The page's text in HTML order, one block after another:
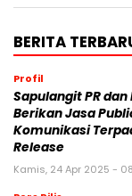
BERITA
Profil
Sapulangit PR
Berikan Jasa
Komunikasi
Release
Kamis, 24 Apr 2025 -